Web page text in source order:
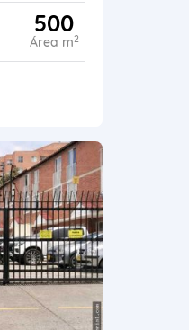
500
Área m2